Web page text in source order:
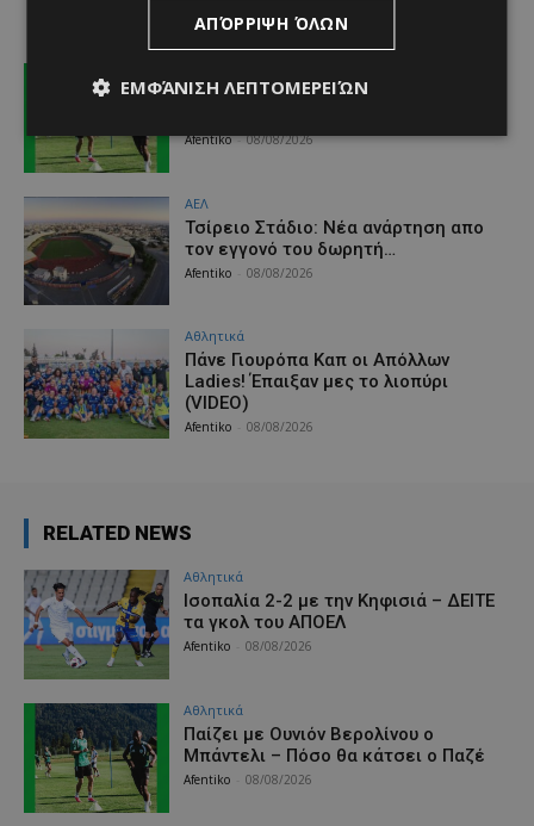
Παίζει με Ουνιόν Βερολίνου ο
Afentiko - 08/08/2026
ΑΕΛ
Τσίρειο Στάδιο: Νέα ανάρτηση απο
τον εγγονό του δωρητή…
Afentiko 08/08/2026
Αθλητικά
Πάνε Γιουρόπα Καπ oι Απόλλων
Ladies! Έπαιξαν μες το λιοπύρι
(VIDEO)
Afentiko 08/08/2026
RELATED NEWS
Αθλητικά
Iσοπαλία 2-2 με την Κηφισιά – ΔΕΙΤΕ
τα γκολ του ΑΠΟΕΛ
Afentiko 08/08/2026
Αθλητικά
Παίζει με Ουνιόν Βερολίνου ο
Μπάντελι – Πόσο θα κάτσει ο Παζέ
Afentiko 08/08/2026
ΑΠΌΡΡΙΨΗ ΌΛΩΝ
ΕΜΦΆΝΙΣΗ ΛΕΠΤΟΜΕΡΕΙΏΝ